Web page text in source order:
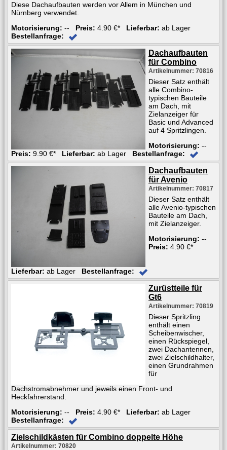
Diese Dachaufbauten werden vor Allem in München und
Nürnberg verwendet.
Motorisierung: -- Preis: 4.90 €* Lieferbar: ab Lager
Bestellanfrage:
Dachaufbauten
für Combino
Artikelnummer: 70816
Dieser Satz enthält
alle Combino-
typischen Bauteile
am Dach, mit
Zielanzeiger für
Basic und Advanced
auf 4 Spritzlingen.
Motorisierung: --
Preis: 9.90 €* Lieferbar: ab Lager Bestellanfrage:
Dachaufbauten
für Avenio
Artikelnummer: 70817
Dieser Satz enthält
alle Avenio-typischen
Bauteile am Dach,
mit Zielanzeiger.
Motorisierung: --
Preis: 4.90 €*
Lieferbar: ab Lager Bestellanfrage:
Zurüstteile für
Gt6
Artikelnummer: 70819
Dieser Spritzling
enthält einen
Scheibenwischer,
einen Rückspiegel,
zwei Dachantennen,
zwei Zielschildhalter,
einen Grundrahmen
für
Dachstromabnehmer und jeweils einen Front- und
Heckfahrerstand.
Motorisierung: -- Preis: 4.90 €* Lieferbar: ab Lager
Bestellanfrage:
Zielschildkästen für Combino doppelte Höhe
Artikelnummer: 70820